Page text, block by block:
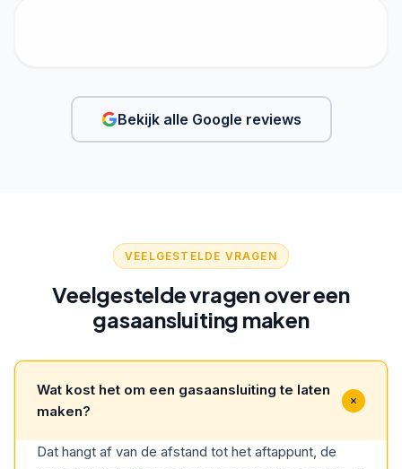
Bekijk alle Google reviews
VEELGESTELDE VRAGEN
Veelgestelde vragen over een
gasaansluiting maken
Wat kost het om een gasaansluiting te laten
maken?
Dat hangt af van de afstand tot het aftappunt, de